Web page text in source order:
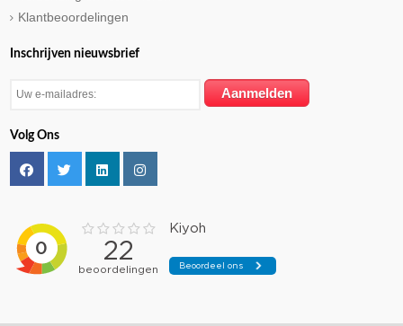
Klantbeoordelingen
Inschrijven nieuwsbrief
Volg Ons